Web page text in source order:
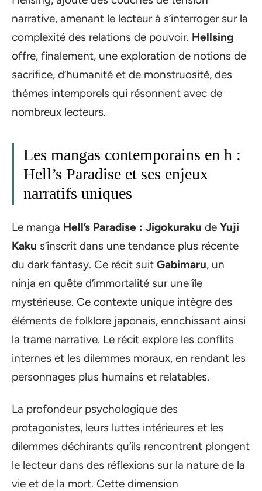
narrative, amenant le lecteur à s’interroger sur la
complexité des relations de pouvoir. Hellsing
offre, finalement, une exploration de notions de
sacrifice, d’humanité et de monstruosité, des
thèmes intemporels qui résonnent avec de
nombreux lecteurs.
Les mangas contemporains en h :
Hell’s Paradise et ses enjeux
narratifs uniques
Le manga Hell’s Paradise : Jigokuraku de Yuji
Kaku s’inscrit dans une tendance plus récente
du dark fantasy. Ce récit suit Gabimaru, un
ninja en quête d’immortalité sur une île
mystérieuse. Ce contexte unique intègre des
éléments de folklore japonais, enrichissant ainsi
la trame narrative. Le récit explore les conflits
internes et les dilemmes moraux, en rendant les
personnages plus humains et relatables.
La profondeur psychologique des
protagonistes, leurs luttes intérieures et les
dilemmes déchirants qu’ils rencontrent plongent
le lecteur dans des réflexions sur la nature de la
vie et de la mort. Cette dimension